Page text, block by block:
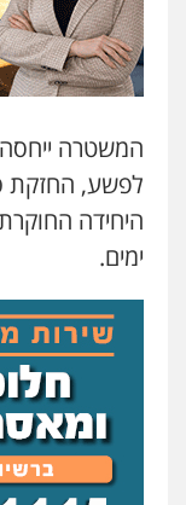
המשטרה
לפשע, החזקת
ימים.